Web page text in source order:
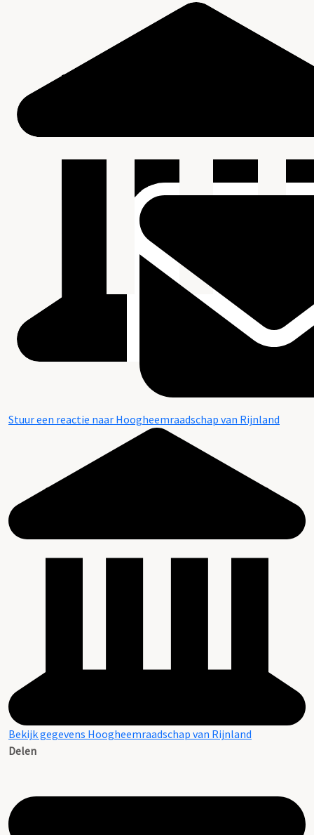
Stuur een reactie naar Hoogheemraadschap van Rijnland
Bekijk gegevens Hoogheemraadschap van Rijnland
Delen